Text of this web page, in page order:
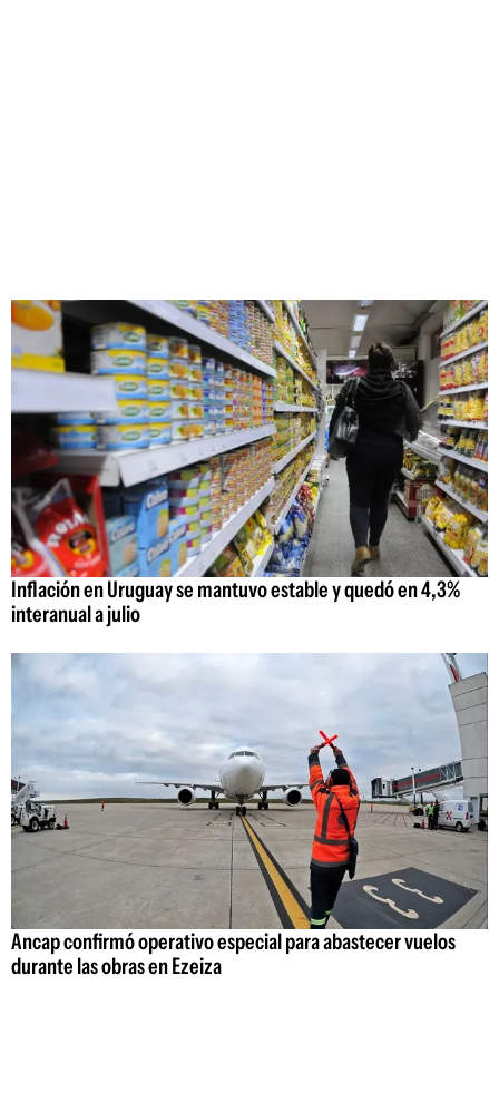
Inflación en Uruguay se mantuvo estable y quedó en 4,3%
interanual a julio
Ancap confirmó operativo especial para abastecer vuelos
durante las obras en Ezeiza